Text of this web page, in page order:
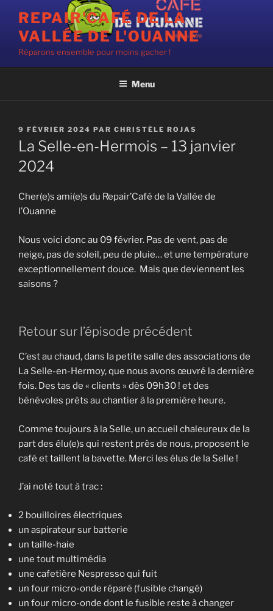
contenu
principal
REPAIR'CAFÉ DE LA
VALLÉE DE L'OUANNE
Réparons ensemble pour moins gacher !
Menu
PUBLIÉ
LE
9 FÉVRIER 2024 PAR CHRISTÈLE ROJAS
La Selle-en-Hermois – 13 janvier
2024
Cher(e)s ami(e)s du Repair’Café de la Vallée de
l’Ouanne
Nous voici donc au 09 février. Pas de vent, pas de
neige, pas de soleil, peu de pluie… et une température
exceptionnellement douce. Mais que deviennent les
saisons ?
Retour sur l’épisode précédent
C’est au chaud, dans la petite salle des associations de
La Selle-en-Hermoy, que nous avons œuvré la dernière
fois. Des tas de « clients » dès 09h30 ! et des
bénévoles prêts au chantier à la première heure.
Comme toujours à la Selle, un accueil chaleureux de la
part des élu(e)s qui restent près de nous, proposent le
café et taillent la bavette. Merci les élus de la Selle !
J’ai noté tout à trac :
2 bouilloires électriques
un aspirateur sur batterie
un taille-haie
une tout multimédia
une cafetière Nespresso qui fuit
un four micro-onde réparé (fusible changé)
un four micro-onde dont le fusible reste à changer